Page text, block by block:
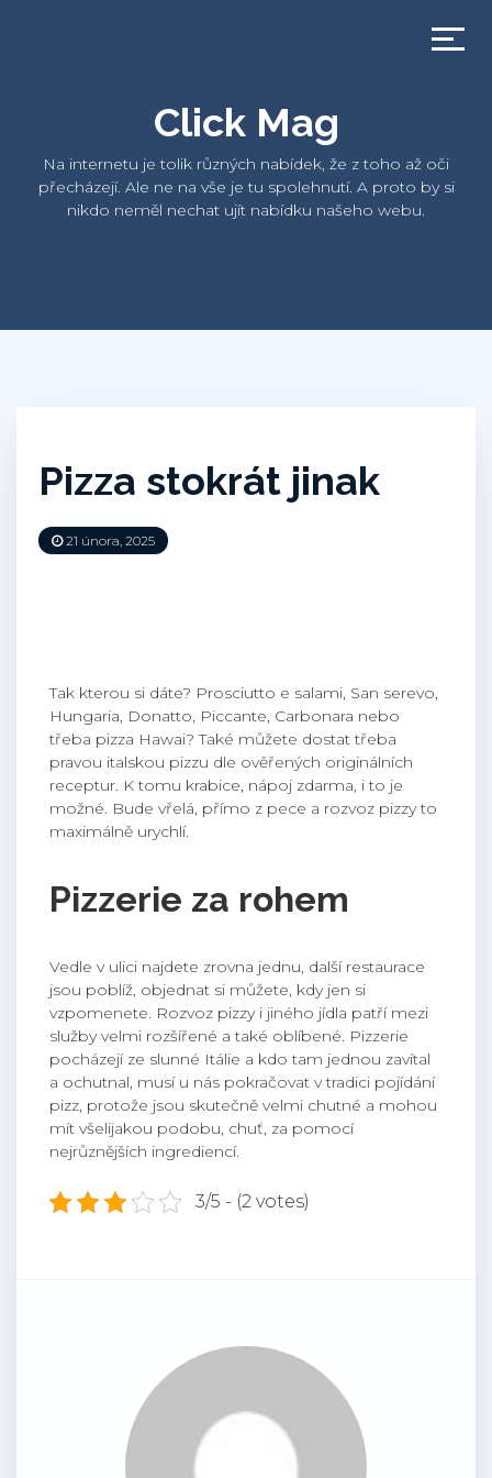
Click Mag
Na internetu je tolik různých nabídek, že z toho až oči
přecházejí. Ale ne na vše je tu spolehnutí. A proto by si
nikdo neměl nechat ujít nabídku našeho webu.
Pizza stokrát jinak
21 února, 2025
Tak kterou si dáte? Prosciutto e salami, San serevo,
Hungaria, Donatto, Piccante, Carbonara nebo
třeba pizza Hawai? Také můžete dostat třeba
pravou italskou pizzu dle ověřených originálních
receptur. K tomu krabice, nápoj zdarma, i to je
možné. Bude vřelá, přímo z pece a rozvoz pizzyto
maximálně urychlí.
Pizzerie za rohem
Vedle v ulici najdete zrovna jednu, další restaurace
jsou poblíž, objednat si můžete, kdy jen si
vzpomenete. Rozvoz pizzy i jiného jídla patří mezi
služby velmi rozšířené a také oblíbené. Pizzerie
pocházejí ze slunné Itálie a kdo tam jednou zavítal
a ochutnal, musí u nás pokračovat v tradici pojídání
pizz, protože jsou skutečně velmi chutné a mohou
mít všelijakou podobu, chuť, za pomocí
nejrůznějších ingrediencí.
3/5 - (2 votes)